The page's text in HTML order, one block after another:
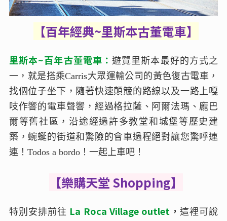
【百年經典~里斯本古董電車】
里斯本~百年古董電車：遊覽里斯本最好的方式之
一，就是搭乘Carris大眾運輸公司的黃色復古電車，
找個位子坐下，隨著快速顛簸的路線以及一路上嘎
吱作響的電車聲響，經過格拉薩、阿爾法瑪、龐巴
爾等舊社區，沿途經過許多教堂和城堡等歷史建
築，蜿蜒的街道和驚險的會車過程絕對讓您驚呼連
連！Todos a bordo！一起上車吧！
【樂購天堂 Shopping】
特別安排前往 La Roca Village outlet ， 這裡可說